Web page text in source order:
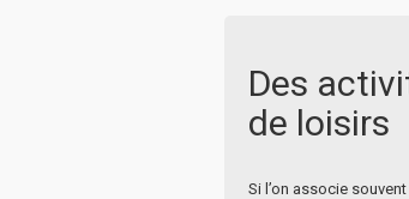
Des
de loisirs
Si l’on associe